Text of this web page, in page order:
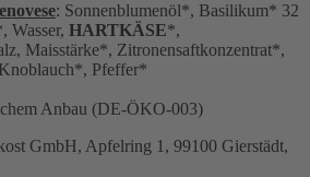
: Sonnenblumenöl*, Basilikum* 32
Wasser, HARTKÄSE*,
Maisstärke*, Zitronensaftkonzentrat*,
Pfeffer*
Anbau (DE-ÖKO-003)
GmbH, Apfelring 1, 99100 Gierstädt,